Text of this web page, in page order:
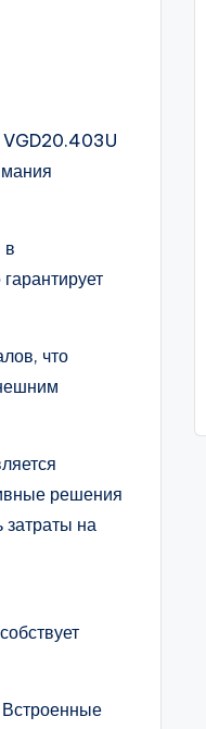
VGD20.403U
в
что
решения
затраты на
Встроенные